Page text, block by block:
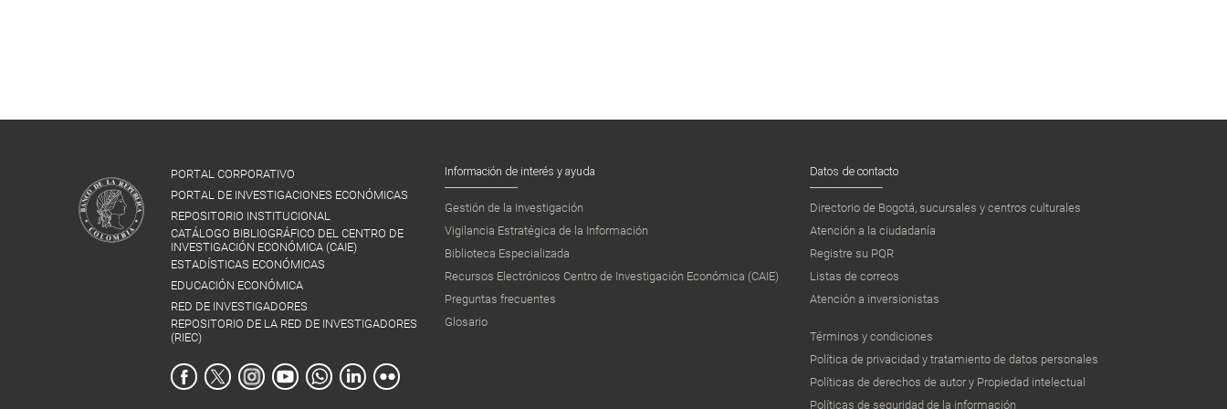
PORTAL CORPORATIVO
PORTAL DE INVESTIGACIONES ECONÓMICAS
REPOSITORIO INSTITUCIONAL
CATÁLOGO BIBLIOGRÁFICO DEL CENTRO DE
INVESTIGACIÓN ECONÓMICA (CAIE)
ESTADÍSTICAS ECONÓMICAS
EDUCACIÓN ECONÓMICA
RED DE INVESTIGADORES
REPOSITORIO DE LA RED DE INVESTIGADORES
(RIEC)
Información de interés y ayuda
Gestión de la Investigación
Vigilancia Estratégica de la Información
Biblioteca Especializada
Recursos Electrónicos Centro de Investigación Económica (CAIE)
Preguntas frecuentes
Glosario
Datos de contacto
Directorio de Bogotá, sucursales y centros culturales
Atención a la ciudadanía
Registre su PQR
Listas de correos
Atención a inversionistas
Términos y condiciones
Política de privacidad y tratamiento de datos personales
Políticas de derechos de autor y Propiedad intelectual
Políticas de seguridad de la información